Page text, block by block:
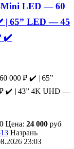
Mini LED — 60
| 65” LED — 45
✔️
000 ₽ ✔️ | 65”
✔️ | 43” 4K UHD —
Цена: 24 000 руб
Назрань
23:03